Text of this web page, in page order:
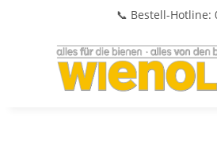
📞 Bestell-Hotline: